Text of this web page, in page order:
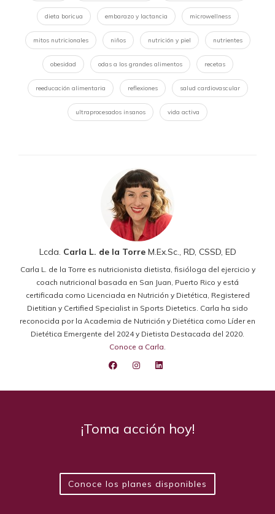
dieta boricua embarazo y lactancia microwellness
mitos nutricionales niños nutrición y piel nutrientes
obesidad odas a los grandes alimentos recetas
reeducación alimentaria reflexiones salud cardiovascular
ultraprocesados insanos vida activa
Lcda. Carla L. de la TorreM.Ex.Sc., RD, CSSD, ED
Carla L. de la Torre es nutricionista dietista, fisióloga del ejercicio y
coach nutricional basada en San Juan, Puerto Rico y está
certificada como Licenciada en Nutrición y Dietética, Registered
Dietitian y Certified Specialist in Sports Dietetics. Carla ha sido
reconocida por la Academia de Nutrición y Dietética como Líder en
Dietética Emergente del 2024 y Dietista Destacada del 2020.
Conoce a Carla.
¡Toma acción hoy!
Conoce los planes disponibles